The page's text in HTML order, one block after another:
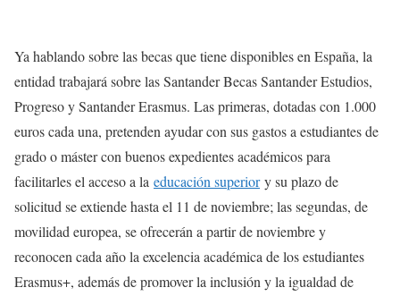
Ya hablando sobre las becas que tiene disponibles en España, la
entidad trabajará sobre las Santander Becas Santander Estudios,
Progreso y Santander Erasmus. Las primeras, dotadas con 1.000
euros cada una, pretenden ayudar con sus gastos a estudiantes de
grado o máster con buenos expedientes académicos para
facilitarles el acceso a la educación superiory su plazo de
solicitud se extiende hasta el 11 de noviembre; las segundas, de
movilidad europea, se ofrecerán a partir de noviembre y
reconocen cada año la excelencia académica de los estudiantes
Erasmus+, además de promover la inclusión y la igualdad de